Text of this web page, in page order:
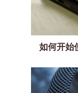
如何开